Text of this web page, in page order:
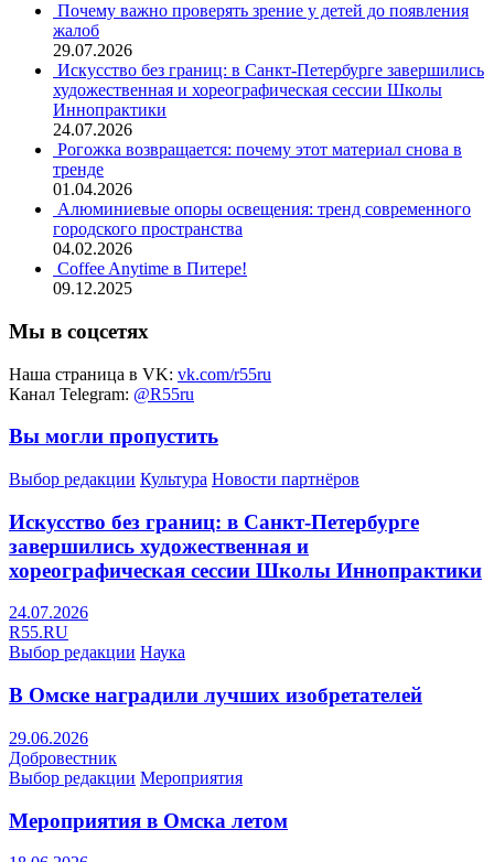
Почему важно проверять зрение у детей до появления
жалоб
29.07.2026
Искусство без границ: в Санкт-Петербурге завершились
художественная и хореографическая сессии Школы
Иннопрактики
24.07.2026
Рогожка возвращается: почему этот материал снова в
тренде
01.04.2026
Алюминиевые опоры освещения: тренд современного
городского пространства
04.02.2026
Coffee Anytime в Питере!
09.12.2025
Мы в соцсетях
Наша страница в VK: vk.com/r55ru
Канал Telegram: @R55ru
Вы могли пропустить
Выбор редакции Культура Новости партнёров
Искусство без границ: в Санкт-Петербурге
завершились художественная и
хореографическая сессии Школы Иннопрактики
24.07.2026
R55.RU
Выбор редакции Наука
В Омске наградили лучших изобретателей
29.06.2026
Добровестник
Выбор редакции Мероприятия
Мероприятия в Омска летом